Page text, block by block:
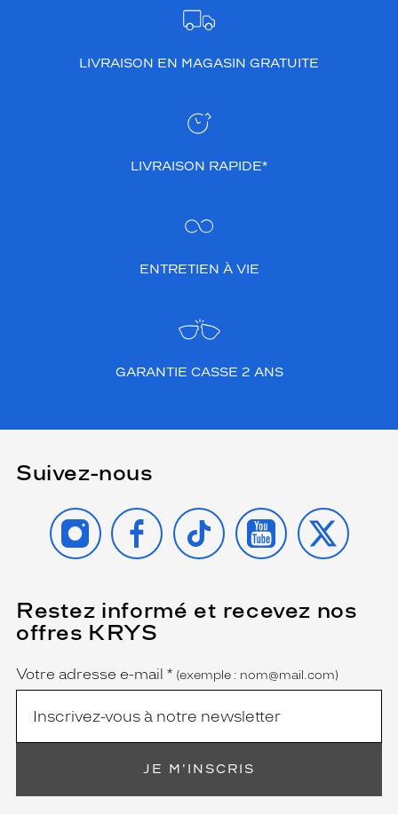
LIVRAISON EN MAGASIN GRATUITE
LIVRAISON RAPIDE*
ENTRETIEN À VIE
GARANTIE CASSE 2 ANS
Suivez-nous
INSTAGRAMFACEBOOK
TIKTOK YOUTUBE
X
Restez informé et recevez nos
offres KRYS
Name
Votre adresse e-mail *
(Ce
champ
est
obligatoire)
(exemple : nom@mail.com)
JE M'INSCRIS